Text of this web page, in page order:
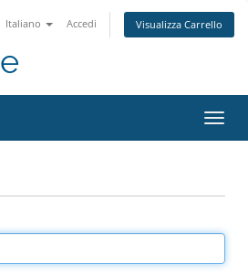
Italiano Accedi Visualizza Carrello
Attiva